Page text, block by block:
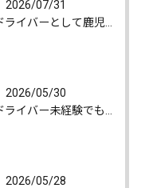
2026/07/31
2026/05/30
2026/05/28